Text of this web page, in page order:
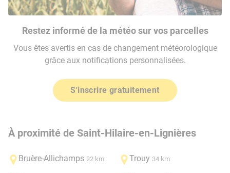
Restez informé de la météo sur vos parcelles
Vous êtes avertis en cas de changement météorologique
grâce aux notifications personnalisées.
S'inscrire gratuitement
À proximité de Saint-Hilaire-en-Lignières
Bruère-Allichamps 22 km Trouy 34 km